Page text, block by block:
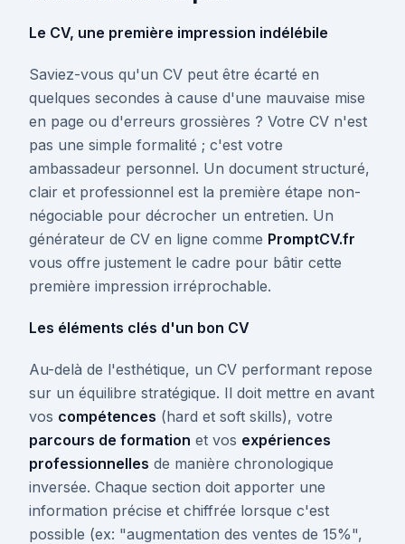
Le CV, une première impression indélébile
Saviez-vous qu'un CV peut être écarté en
quelques secondes à cause d'une mauvaise mise
en page ou d'erreurs grossières ? Votre CV n'est
pas une simple formalité ; c'est votre
ambassadeur personnel. Un document structuré,
clair et professionnel est la première étape non-
négociable pour décrocher un entretien. Un
générateur de CV en ligne comme PromptCV.fr
vous offre justement le cadre pour bâtir cette
première impression irréprochable.
Les éléments clés d'un bon CV
Au-delà de l'esthétique, un CV performant repose
sur un équilibre stratégique. Il doit mettre en avant
vos compétences (hard et soft skills), votre
parcours de formation et vos expériences
professionnelles de manière chronologique
inversée. Chaque section doit apporter une
information précise et chiffrée lorsque c'est
possible (ex: "augmentation des ventes de 15%",